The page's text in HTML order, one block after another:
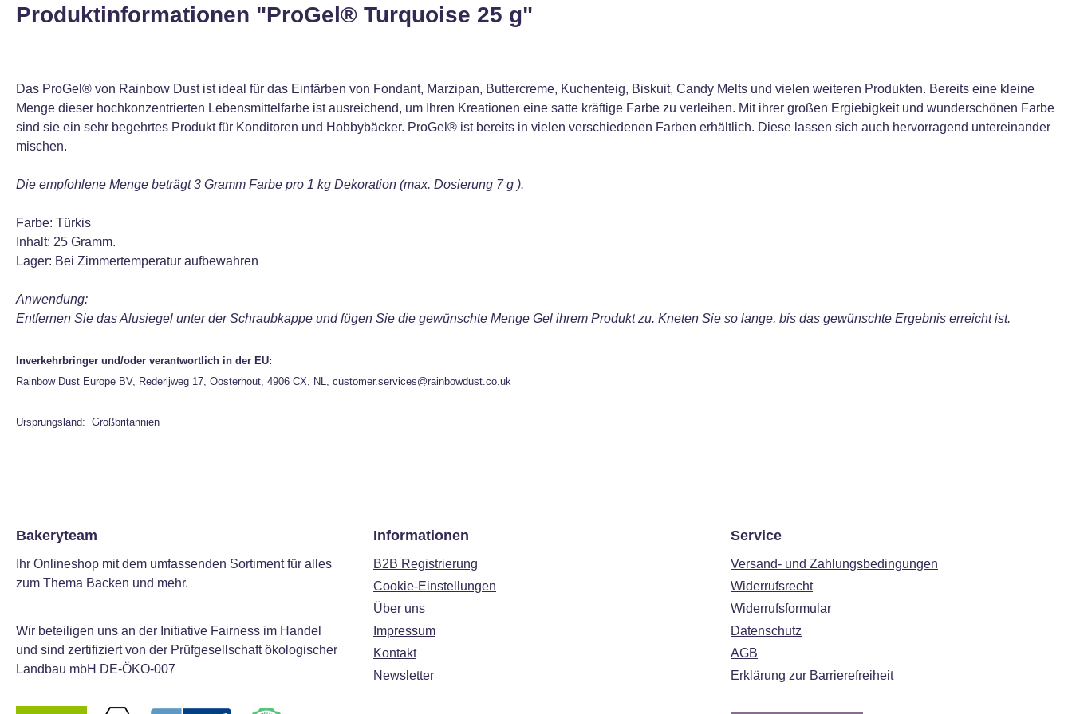
Produktinformationen "ProGel® Turquoise 25 g"
Das ProGel® von Rainbow Dust ist ideal für das Einfärben von Fondant, Marzipan, Buttercreme, Kuchenteig, Biskuit, Candy Melts und vielen weiteren Produkten. Bereits eine kleine
Menge dieser hochkonzentrierten Lebensmittelfarbe ist ausreichend, um Ihren Kreationen eine satte kräftige Farbe zu verleihen. Mit ihrer großen Ergiebigkeit und wunderschönen Farbe
sind sie ein sehr begehrtes Produkt für Konditoren und Hobbybäcker. ProGel® ist bereits in vielen verschiedenen Farben erhältlich. Diese lassen sich auch hervorragend untereinander
mischen.
Die empfohlene Menge beträgt 3 Gramm Farbe pro 1 kg Dekoration (max. Dosierung 7 g ).
Farbe: Türkis
Inhalt: 25 Gramm.
Lager: Bei Zimmertemperatur aufbewahren
Anwendung:
Entfernen Sie das Alusiegel unter der Schraubkappe und fügen Sie die gewünschte Menge Gel ihrem Produkt zu. Kneten Sie so lange, bis das gewünschte Ergebnis erreicht ist.
Inverkehrbringer und/oder verantwortlich in der EU:
Rainbow Dust Europe BV, Rederijweg 17, Oosterhout, 4906 CX, NL, customer.services@rainbowdust.co.uk
Ursprungsland: Großbritannien
Bakeryteam
Ihr Onlineshop mit dem umfassenden Sortiment für alles
zum Thema Backen und mehr.
Wir beteiligen uns an der Initiative Fairness im Handel
und sind zertifiziert von der Prüfgesellschaft ökologischer
Landbau mbH DE-ÖKO-007
Informationen
B2B Registrierung
Cookie-Einstellungen
Über uns
Impressum
Kontakt
Newsletter
Service
Versand- und Zahlungsbedingungen
Widerrufsrecht
Widerrufsformular
Datenschutz
AGB
Erklärung zur Barrierefreiheit